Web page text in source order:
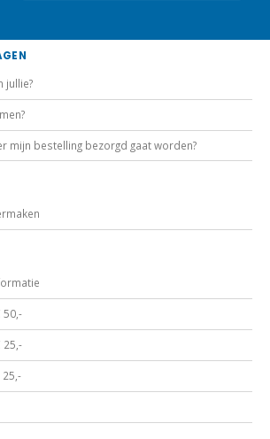
jullie?
mijn bestelling bezorgd gaat worden?
50,-
25,-